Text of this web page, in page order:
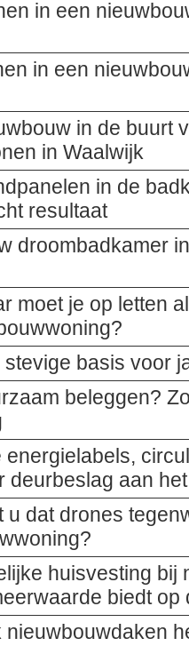
in een
in een
in de buurt
in Waalwijk
in de
resultaat
droombadkamer
moet je op letten
stevige basis voor
beleggen?
energielabels,
deurbeslag aan
u dat drones
huisvesting bij
biedt op
nieuwbouwdaken